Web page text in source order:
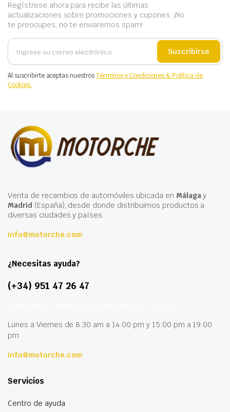
Regístrese ahora para recibir las últimas
actualizaciones sobre promociones y cupones. ¡No
te preocupes, no te enviaremos spam!
Suscribirse
Al suscribirte aceptas nuestrosTérminos y Condiciones & Política de
Cookies.
Venta de recambios de automóviles ubicada en Málagay
Madrid(España), desde donde distribuimos productos a
diversas ciudades y países.
info@motorche.com
¿Necesitas ayuda?
(+34) 951 47 26 47
Lunes a Viernes de 8:30 am a 14:00 pm y 15:00 pm a 19:00
pm
info@motorche.com
Servicios
Centro de ayuda